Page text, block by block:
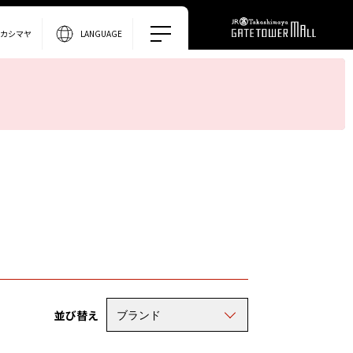
シマヤ LANGUAGE
並び替え